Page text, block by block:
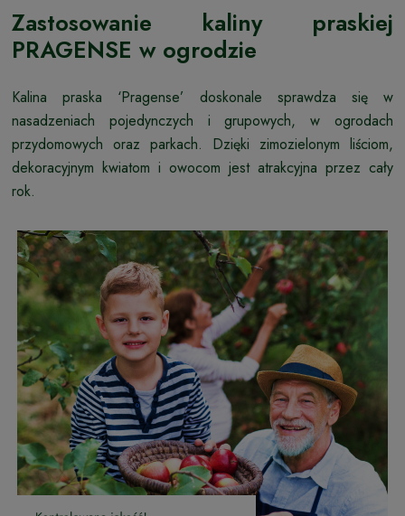
Zastosowanie kaliny praskiej
PRAGENSE w ogrodzie
Kalina praska ‘Pragense’ doskonale sprawdza się w
nasadzeniach pojedynczych i grupowych, w ogrodach
przydomowych oraz parkach. Dzięki zimozielonym liściom,
dekoracyjnym kwiatom i owocom jest atrakcyjna przez cały
rok.